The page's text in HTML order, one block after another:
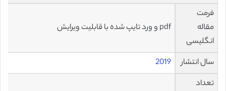
فرمت
مقاله
انگلیسی
pdf و ورد تایپ شده با قابلیت ویرایش
سال انتشار
2019
تعداد